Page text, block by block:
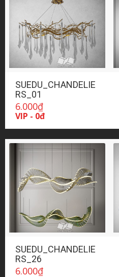
SUEDU_CHANDELIE
RS_01
6.000₫
VIP - 0đ
SUEDU_CHANDELIE
RS_26
6.000₫